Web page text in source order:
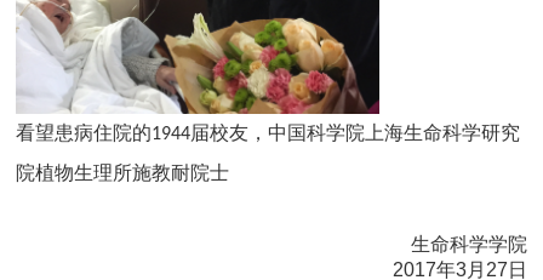
看望患病住院的1944届校友，中国科学院上海生命科学研究
院植物生理所施教耐院士
生命科学学院
2017年3月27日